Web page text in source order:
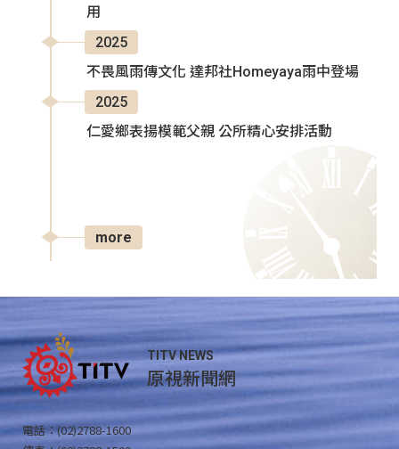
用
2025
不畏風雨傳文化 達邦社Homeyaya雨中登場
2025
仁愛鄉表揚模範父親 公所精心安排活動
more
TITV NEWS
原視新聞網
電話：(02)2788-1600